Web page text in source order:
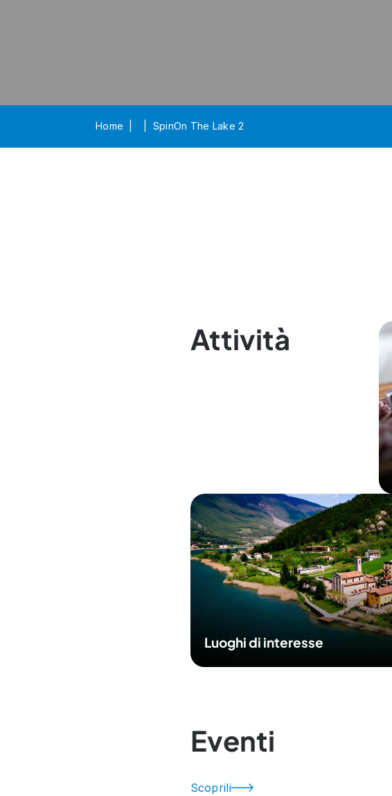
Home SpinOn The Lake 2
Attività
Luoghi di interesse
Eventi
Scoprili